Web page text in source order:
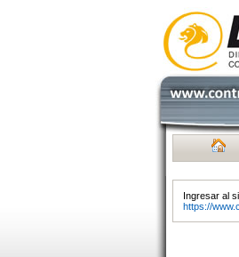
Ingresar al
https://